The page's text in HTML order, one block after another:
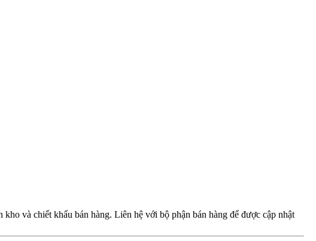
và chiết khấu bán hàng. Liên hệ với bộ phận bán hàng để được cập nhật